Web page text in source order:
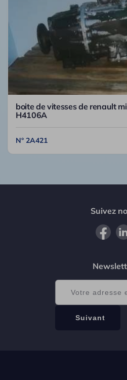
boite de vitesses de renault
H4106A
N° 2A421
Suivez